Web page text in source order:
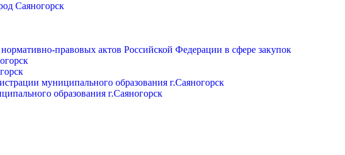
Саяногорск
правовых актов Российской Федерации в сфере закупок
муниципального образования г.Саяногорск
образования г.Саяногорск